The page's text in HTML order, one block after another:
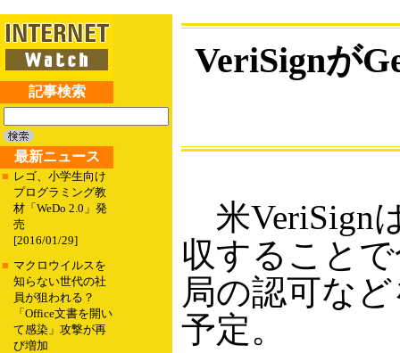
記事検索
最新ニュース
■ レゴ、小学生向け
プログラミング教
材「WeDo 2.0」発
売
[2016/01/29]
■ マクロウイルスを
知らない世代の社
員が狙われる？
「Office文書を開い
て感染」攻撃が再
び増加
VeriSignが
米VeriSign
収すること
局の認可な
予定。